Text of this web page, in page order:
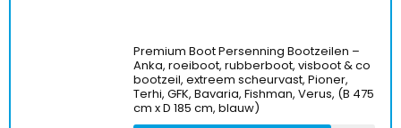
Premium Boot Persenning Bootzeilen –
Anka, roeiboot, rubberboot, visboot & co
bootzeil, extreem scheurvast, Pioner,
Terhi, GFK, Bavaria, Fishman, Verus, (B 475
cm x D 185 cm, blauw)